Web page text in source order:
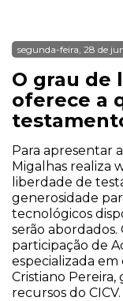
segunda-feira, 28 de
O grau de
oferece a
Para apresentar
Migalhas realiza
liberdade de
generosidade
tecnológicos
serão
participação de
especializada em
Cristiano
recursos do CICV.